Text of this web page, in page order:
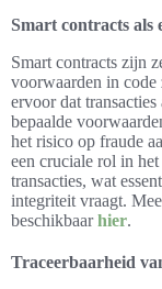
Smart contracts als
Smart contracts zijn
voorwaarden in code
ervoor dat
bepaalde
het risico op fraude
een cruciale rol in
transacties, wat
integriteit vraagt.
beschikbaarhier.
Traceerbaarheid